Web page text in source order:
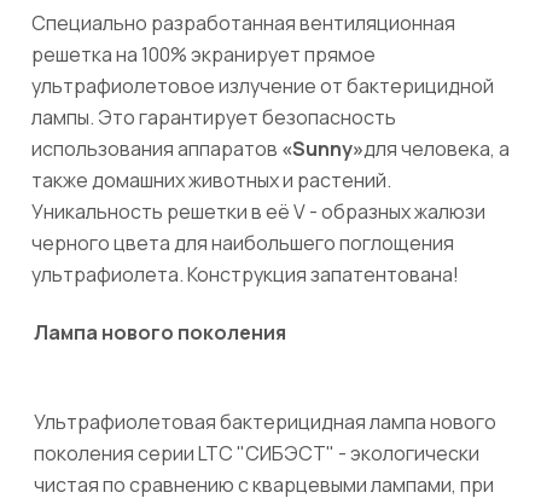
Специально разработанная вентиляционная
решетка на 100% экранирует прямое
ультрафиолетовое излучение от бактерицидной
лампы. Это гарантирует безопасность
использования аппаратов «Sunny»для человека, а
также домашних животных и растений.
Уникальность решетки в её V - образных жалюзи
черного цвета для наибольшего поглощения
ультрафиолета. Конструкция запатентована!
Лампа нового поколения
Ультрафиолетовая бактерицидная лампа нового
поколения серии LTC "СИБЭСТ" - экологически
чистая по сравнению с кварцевыми лампами, при